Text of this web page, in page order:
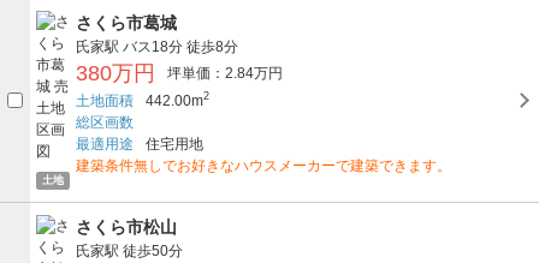
土地
さくら市葛城
氏家駅 バス18分 徒歩8分
380万円
坪単価：2.84万円
土地面積
442.00m2
総区画数
最適用途
住宅用地
建築条件無しでお好きなハウスメーカーで建築できます。
さくら市松山
氏家駅 徒歩50分